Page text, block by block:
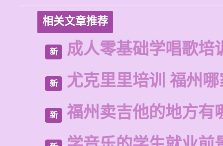
相关文章推荐
新 成人零基础学唱歌培
新 尤克里里培训 福州
新 福州卖吉他的地方有